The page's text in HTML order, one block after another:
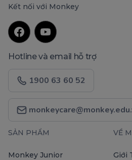
Kết nối với Monkey
Hotline và email hỗ trợ
1900 63 60 52
SẢN PHẨM
Monkey Junior
VỀ
Giới